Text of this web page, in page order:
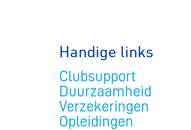
Handige links
Clubsupport
Duurzaamheid
Verzekeringen
Opleidingen